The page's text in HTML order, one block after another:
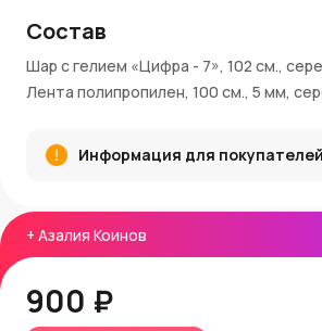
+ Азалия Коинов
900 ₽
акцент
Универсальный серебряный цвет —
Заправлен гелием — готов к
после доставки
Качественный материал — долго
цвет
Покупка и доставка:
Купить шар с гелием «Цифра 7» можно
Состав
Шар с гелием «Цифра - 7», 102 см.,
Лента полипропилен, 100 см., 5 мм,
Информация для покупателей